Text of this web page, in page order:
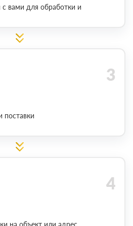
вами для обработки и
поставки
на объект или адрес